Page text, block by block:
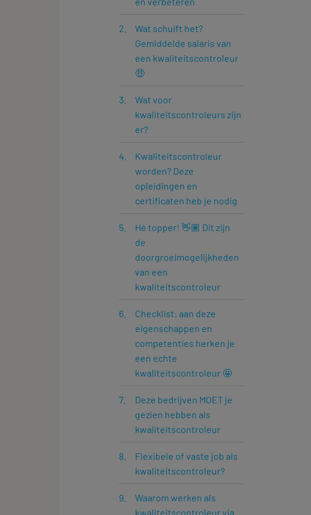
Wat schuift het?
Gemiddelde salaris van
een kwaliteitscontroleur
🤑
Wat voor
kwaliteitscontroleurs zijn
er?
Kwaliteitscontroleur
worden? Deze
opleidingen en
certificaten heb je nodig
Hé topper! 👋🏽 Dit zijn
de
doorgroeimogelijkheden
van een
kwaliteitscontroleur
Checklist: aan deze
eigenschappen en
competenties herken je
een echte
kwaliteitscontroleur 🤩
Deze bedrijven MOET je
gezien hebben als
kwaliteitscontroleur
Flexibele of vaste job als
kwaliteitscontroleur?
Waarom werken als
kwaliteitscontroleur via